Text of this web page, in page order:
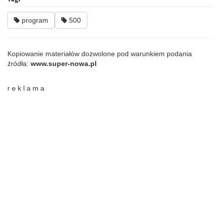
program 500
Kopiowanie materiałów dozwolone pod warunkiem podania
źródła: www.super-nowa.pl
r e k l a m a